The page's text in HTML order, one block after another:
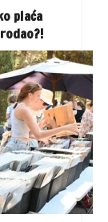
plaća